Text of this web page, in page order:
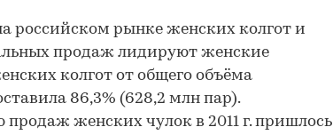
российском рынке женских колгот и
продаж лидируют женские
колгот от общего объёма
86,3% (628,2 млн пар).
продаж женских чулок в 2011 г. пришлось